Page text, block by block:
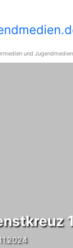
und Jugendmedien